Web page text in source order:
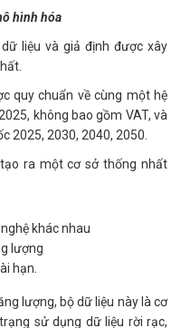
hình hóa
liệu và giả định được xây
quy chuẩn về cùng một hệ
không bao gồm VAT, và
2025, 2030, 2040, 2050.
ra một cơ sở thống nhất
khác nhau
lượng
hạn.
lượng, bộ dữ liệu này là cơ
sử dụng dữ liệu rời rạc,